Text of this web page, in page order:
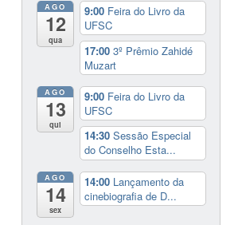
AGO
12
qua
9:00 Feira do Livro da
UFSC
17:003º Prêmio Zahidé
Muzart
AGO
13
qui
9:00 Feira do Livro da
UFSC
14:30Sessão Especial
do Conselho Esta...
AGO
14
sex
14:00 Lançamento da
cinebiografia de D...